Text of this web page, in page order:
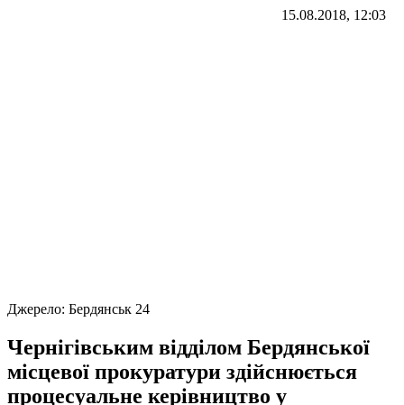
15.08.2018, 12:03
Джерело: Бердянськ 24
Чернігівським відділом Бердянської
місцевої прокуратури здійснюється
процесуальне керівництво у